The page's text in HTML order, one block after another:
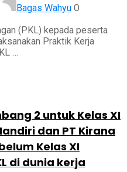
Bagas Wahyu 0
(PKL) kepada peserta
Praktik Kerja
…
2 untuk Kelas XI
dan PT Kirana
Kelas XI
di dunia kerja